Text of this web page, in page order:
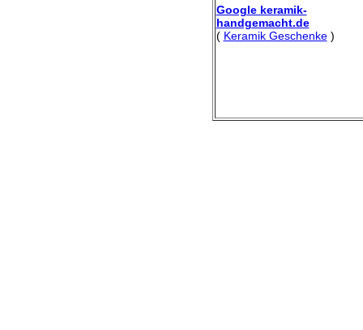
Google keramik-
handgemacht.de
( Keramik Geschenke)